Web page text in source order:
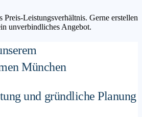
Preis-Leistungsverhältnis. Gerne erstellen
unverbindliches Angebot.
München
und gründliche Planung